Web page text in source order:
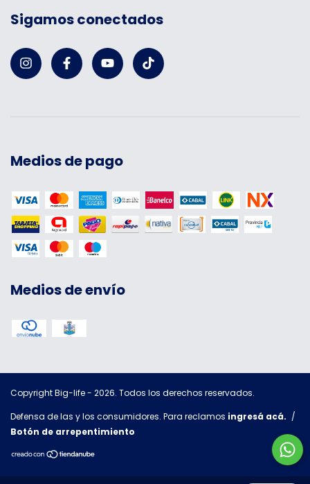
Sigamos conectados
Medios de pago
Medios de envío
Copyright Big-life - 2026. Todos los derechos reservados.
Defensa de las y los consumidores. Para reclamos ingresá acá. /
Botón de arrepentimiento